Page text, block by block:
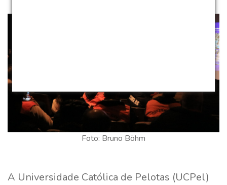
Foto: Bruno Böhm
A Universidade Católica de Pelotas (UCPel)